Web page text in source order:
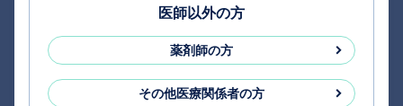
医師以外の方
薬剤師の方
その他医療関係者の方